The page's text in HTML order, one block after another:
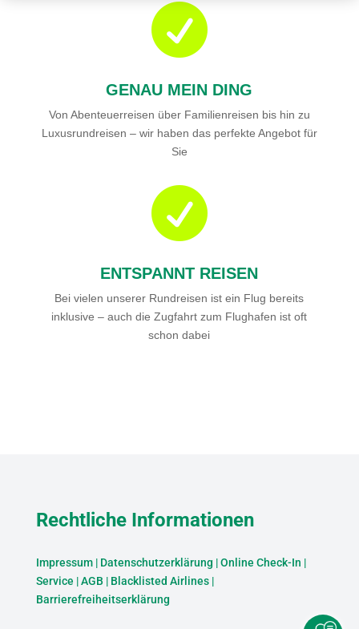

GENAU MEIN DING
Von Abenteuerreisen über Familienreisen bis hin zu
Luxusrundreisen – wir haben das perfekte Angebot für
Sie

ENTSPANNT REISEN
Bei vielen unserer Rundreisen ist ein Flug bereits
inklusive – auch die Zugfahrt zum Flughafen ist oft
schon dabei
Rechtliche Informationen
Impressum| Datenschutzerklärung |Online Check-In |
Service |AGB | Blacklisted Airlines|
Barrierefreiheitserklärung